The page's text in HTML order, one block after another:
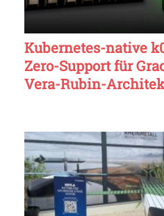
Kubernetes-native
Zero-Support für
Vera-Rubin-